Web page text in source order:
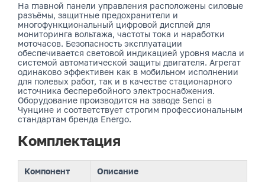
На главной панели управления расположены силовые
разъёмы, защитные предохранители и
многофункциональный цифровой дисплей для
мониторинга вольтажа, частоты тока и наработки
моточасов. Безопасность эксплуатации
обеспечивается световой индикацией уровня масла и
системой автоматической защиты двигателя. Агрегат
одинаково эффективен как в мобильном исполнении
для полевых работ, так и в качестве стационарного
источника бесперебойного электроснабжения.
Оборудование производится на заводе Senci в
Чунцине и соответствует строгим профессиональным
стандартам бренда Energo.
Комплектация
Компонент Описание